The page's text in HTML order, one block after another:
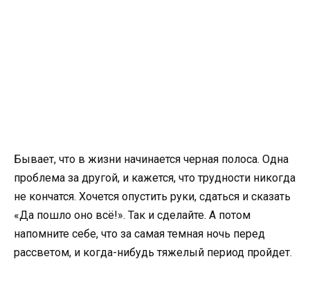
Бывает, что в жизни начинается черная полоса. Одна
проблема за другой, и кажется, что трудности никогда
не кончатся. Хочется опустить руки, сдаться и сказать
«Да пошло оно всё!». Так и сделайте. А потом
напомните себе, что за самая темная ночь перед
рассветом, и когда-нибудь тяжелый период пройдет.